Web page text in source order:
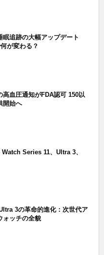
追跡の大幅アップデート
が変わる？
血圧通知がFDA認可 150以
開始へ
Series 11、Ultra 3、
3の革命的進化：次世代ア
ォッチの全貌